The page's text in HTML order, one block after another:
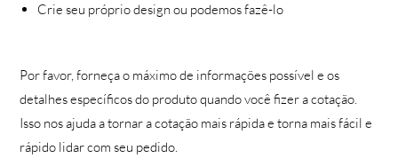
Crie seu próprio design ou podemos fazê-lo
Por favor, forneça o máximo de informações possível e os
detalhes específicos do produto quando você fizer a cotação.
Isso nos ajuda a tornar a cotação mais rápida e torna mais fácil e
rápido lidar com seu pedido.